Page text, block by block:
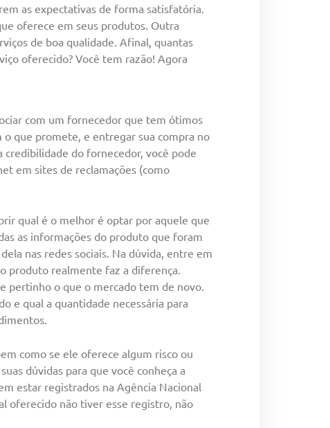
as expectativas de forma satisfatória.
oferece em seus produtos. Outra
de boa qualidade. Afinal, quantas
oferecido? Você tem razão! Agora
com um fornecedor que tem ótimos
que promete, e entregar sua compra no
credibilidade do fornecedor, você pode
em sites de reclamações (como
qual é o melhor é optar por aquele que
as informações do produto que foram
nas redes sociais. Na dúvida, entre em
produto realmente faz a diferença.
pertinho o que o mercado tem de novo.
e qual a quantidade necessária para
como se ele oferece algum risco ou
dúvidas para que você conheça a
estar registrados na Agência Nacional
oferecido não tiver esse registro, não